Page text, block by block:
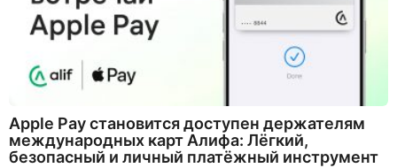
Apple Pay становится доступен держателям
международных карт Алифа: Лёгкий,
безопасный и личный платёжный инструмент